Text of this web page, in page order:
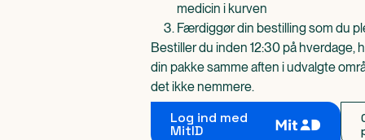
medicin i kurven
Færdiggør din bestilling som du
Bestiller du inden 12:30 på hverdage,
din pakke samme aften i udvalgte
det ikke nemmere.
Log ind med
MitID